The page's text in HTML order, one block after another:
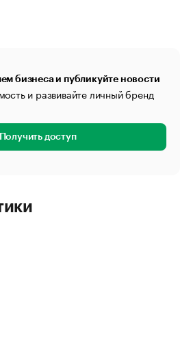
бизнеса и публикуйте новости
и развивайте личный бренд
Получить доступ